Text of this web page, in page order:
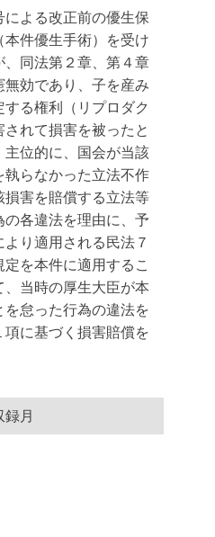
よる改正前の優生保
件優生手術）を受け
同法第２章、第４章
効であり、子を産み
る権利（リプロダク
れて損害を被ったと
位的に、国会が当該
らなかった立法不作
害を賠償する立法等
各違法を理由に、予
り適用される民法７
を本件に適用するこ
当時の厚生大臣が本
怠った行為の違法を
に基づく損害賠償を
月